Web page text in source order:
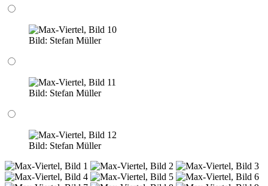
Bild: Stefan Müller
Bild: Stefan Müller
Bild: Stefan Müller